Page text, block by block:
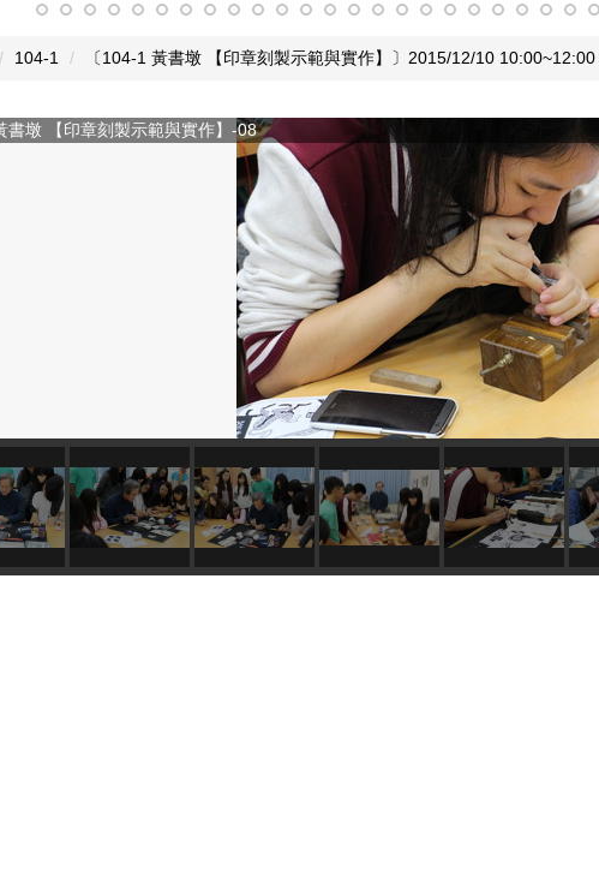
104-1 〔104-1 黃書墩 【印章刻製示範與實作】〕2015/12/10
書墩 【印章刻製示範與實作】-09